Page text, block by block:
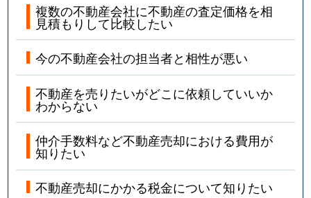
複数の不動産会社に不動産の査定価格を相
見積もりして比較したい
今の不動産会社の担当者と相性が悪い
不動産を売りたいがどこに依頼していいか
わからない
仲介手数料など不動産売却における費用が
知りたい
不動産売却にかかる税金について知りたい